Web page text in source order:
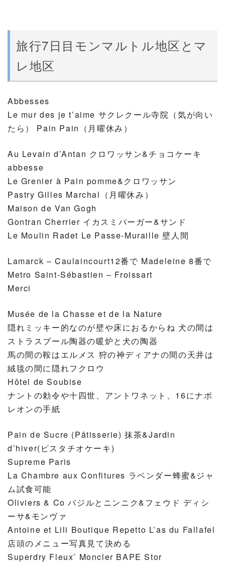
旅行7日目モンマルトル地区とマ
レ地区
Abbesses
Le mur des je t’aime サクレクール寺院（気が向い
たら） Pain Pain（月曜休み）
Au Levain d’Antan クロワッサン&チョコケーキ
abbesse
Le Grenier à Pain pomme&クロワッサン
Pastry Gilles Marchal（月曜休み）
Maison de Van Gogh
Gontran Cherrier イカスミバーガー&サンド
Le Moulin Radet Le Passe-Muraille 壁人間
Lamarck – Caulaincourt12番で Madeleine 8番で
Metro Saint-Sébastien – Froissart
Merci
Musée de la Chasse et de la Nature
隠れミッキー的なのが壁や床におるからね 犬の間は
ストラスブール陶器の暖炉と犬の陶器
馬の間の鞍はエルメス 狩の神ディアナの間の天井は
絨毯の間に隠れフクロウ
Hôtel de Soubise
ナントの勅令や十四世、アントワネット、16にナポ
レオンの手紙
Pain de Sucre (Pâtisserie) 抹茶&Jardin
d’hiver(ピスタチオケーキ)
Supreme Paris
La Chambre aux Confitures ラベンダー蜂蜜&ジャ
ム試食可能
Oliviers & Co バジルとニンニク&フェウド ディシ
ーサ&モンヴァ
Antoine et Lili Boutique Repetto L’as du Fallafel
店頭のメニュー写真見て決める
Superdry Fleux’ Moncler BAPE Stor